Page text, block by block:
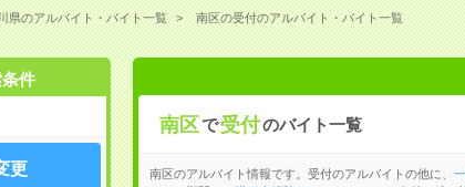
県のアルバイト・バイト一覧 南区の受付のアルバイト・バイト一覧
件
更
南区で 受付のバイト一覧
南区のアルバイト情報です。受付のアルバイトの他に、